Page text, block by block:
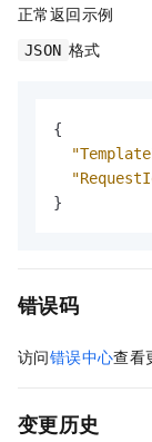
正常返回示例
JSON 格式
{
}
错误码
访问错误中心查看
变更历史